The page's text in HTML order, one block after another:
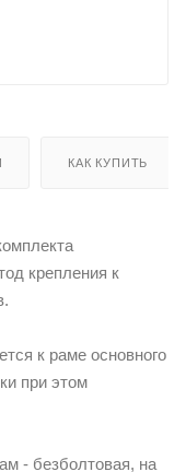
КАК КУПИТЬ
крепления к
к раме основного
при этом
- безболтовая, на